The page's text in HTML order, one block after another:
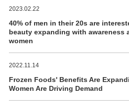
2023.02.22
40% of men in their 20s are
beauty expanding with awareness
women
2022.11.14
Frozen Foods' Benefits Are
Women Are Driving Demand